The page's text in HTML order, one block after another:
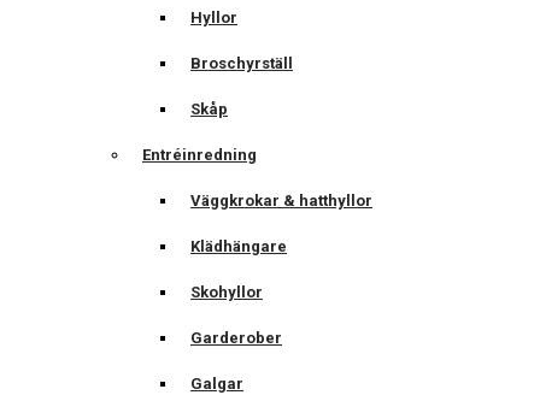
Hyllor
Broschyrställ
Skåp
Entréinredning
Väggkrokar & hatthyllor
Klädhängare
Skohyllor
Garderober
Galgar